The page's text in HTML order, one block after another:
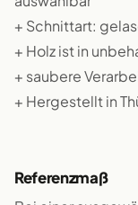
+ Schnittart:
+ Holz ist in
+ saubere
+ Hergestellt in
Referenzmaß